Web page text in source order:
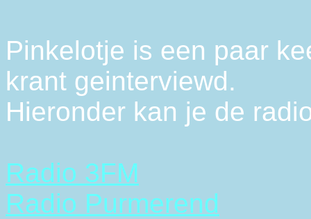
Pinkelotje is een paar
krant geinterviewd.
Hieronder kan je de
Radio 3FM
Radio Purmerend